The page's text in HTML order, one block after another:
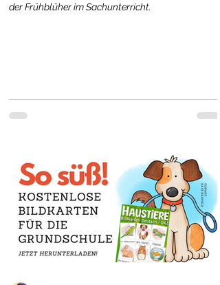
der Frühblüher im Sachunterricht.